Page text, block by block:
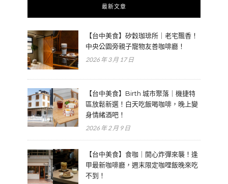
最新文章
【台中美食】矽穀珈琲所｜老宅飄香！
中央公園旁親子寵物友善咖啡廳！
2026 年 3 月 17 日
【台中美食】Birth 城市聚落｜機捷特
區放鬆新選！白天吃飯喝咖啡，晚上變
身情緒酒吧！
2026 年 2 月 9 日
【台中美食】食咖｜開心炸彈來襲！逢
甲最新咖啡廳，週末限定咖哩飯晚來吃
不到！